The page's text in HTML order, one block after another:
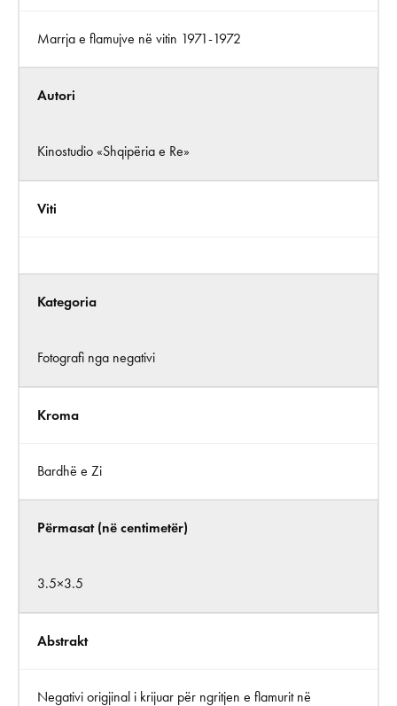
Marrja e flamujve në vitin 1971-1972
Autori
Kinostudio «Shqipëria e Re»
Viti
Kategoria
Fotografi nga negativi
Kroma
Bardhë e Zi
Përmasat (në centimetër)
3.5×3.5
Abstrakt
Negativi origjinal i krijuar për ngritjen e flamurit në